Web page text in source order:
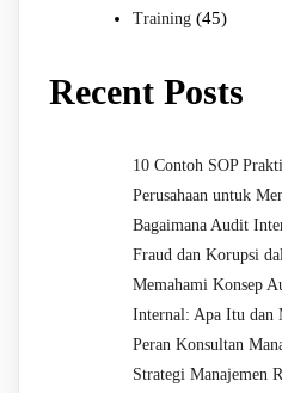
Training (45)
Recent Posts
10 Contoh SOP
Perusahaan untuk
Bagaimana Audit
Fraud dan Korupsi
Memahami Konsep
Internal: Apa Itu dan
Peran Konsultan
Strategi Manajemen